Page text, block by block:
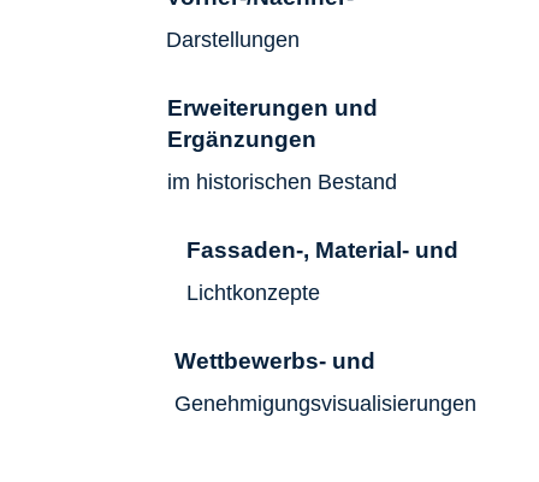
Darstellungen
Erweiterungen und
Ergänzungen
im historischen Bestand
Fassaden‑, Material- und
Lichtkonzepte
Wettbewerbs- und
Genehmigungsvisualisierungen